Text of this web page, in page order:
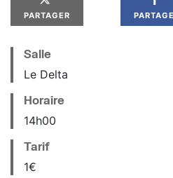
PARTAGER
Salle
Le Delta
Horaire
14h00
Tarif
1€